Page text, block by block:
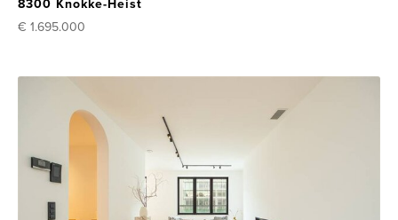
8300 Knokke-Heist
€ 1.695.000